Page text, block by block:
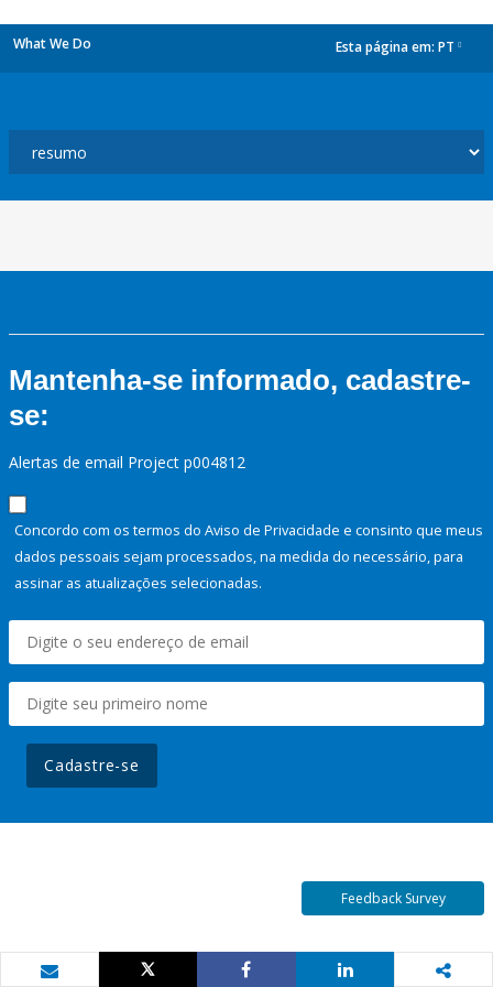
What We Do Esta página em: PT
Mantenha-se informado, cadastre-
se:
Alertas de email Project p004812
Concordo com os termos do Aviso de Privacidade e consinto que meus
dados pessoais sejam processados, na medida do necessário, para
assinar as atualizações selecionadas.
Cadastre-se
Feedback Survey